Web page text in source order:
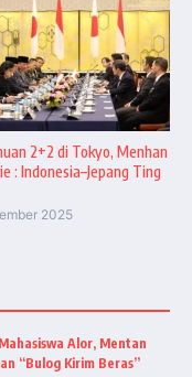
2+2 di Tokyo, Menhan
: Indonesia–Jepang Ting
2025
Alor, Mentan
“Bulog Kirim Beras”